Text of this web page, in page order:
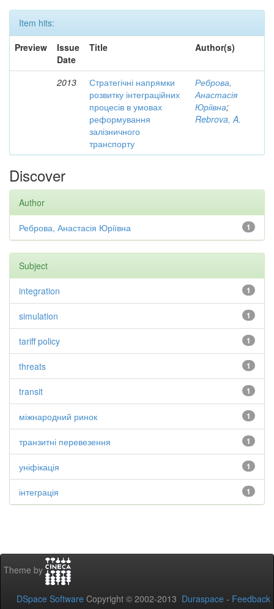
Item hits:
Preview
Issue
Date
Title Author(s)
2013
Стратегічні напрямки
розвитку інтеграційних
процесів в умовах
реформування
залізничного
транспорту
Реброва,
Анастасія
Юріївна;
Rebrova, A.
Discover
Author
1
Реброва, Анастасія Юріївна
Subject
1
integration
1
simulation
1
tariff policy
1
threats
1
transit
1
міжнародний ринок
1
транзитні перевезення
1
уніфікація
1
інтеграція
Theme by
DSpace Software Copyright © 2002-2013 Duraspace - Feedback